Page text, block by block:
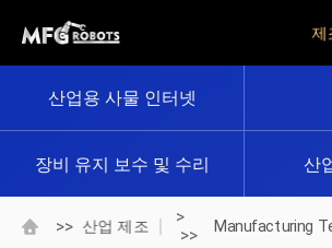
제
산업용 사물 인터넷
장비 유지 보수 및 수리 산
>> 산업 제조
>
>>
Manufacturing